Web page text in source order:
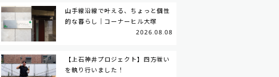
山手線沿線で叶える、ちょっと個性
的な暮らし｜コーナーヒル大塚
2026.08.08
【上石神井プロジェクト】四方祓い
を執り行いました！